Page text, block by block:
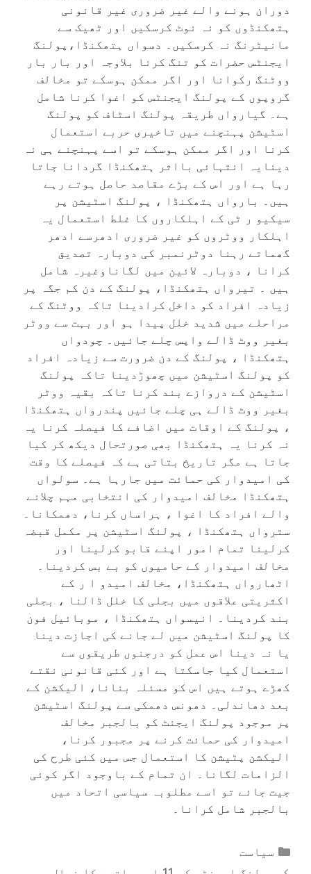
دوران ہونے والے غیر ضروری غیر قانونی
ہتھکنڈوں کو نہ نوٹ کرسکیں اور ٹھیک سے
مانیٹرنگ نہ کرسکیں۔ دسواں ہتھکنڈا،پولنگ
ایجنٹس حضرات کو تنگ کرنا بلاوجہ اور بار بار
ووٹنگ رکوانا اور اگر ممکن ہوسکے تو مخالف
گروپوں کے پولنگ ایجنٹس کو اغوا کرنا شامل
ہے۔ گیارواں طریقہ پولنگ اسٹاف کو پولنگ
اسٹیشن پہنچنے میں تاخیری حربے استعمال
کرنا اور اگر ممکن ہوسکے تو اسے پہنچنے ہی نہ
دینایہ انتہائی بااثر ہتھکنڈا گردانا جاتا
رہا ہے اور اس کے بڑے مقاصد حاصل ہوتے رہے
ہیں۔ بارواں ہتھکنڈا ، پولنگ اسٹیشن پر
سیکیو ر ٹی کے اہلکاروں کا غلط استعمال یہ
اہلکار ووٹروں کو غیر ضروری ادھرسے ادھر
گھماتے رہنا دوٹرنمبر کی دوبارہ تصدیق
کرانا ، دوبارہ لائین میں لگاناوغیرہ شامل
ہیں ۔ تیرواں ہتھکنڈا، پولنگ کے دن کم جگہ پر
زیادہ افراد کو داخل کرادینا تاکہ ووٹنگ کے
مراحلے میں شدید خلل پیدا ہو اور بہت سے ووٹر
بغیر ووٹ ڈالے واپس چلے جائیں۔ چودواں
ہتھکنڈا ، پولنگ کے دن ضرورت سے زیادہ افراد
کو پولنگ اسٹیشن میں چھوڑدینا تاکہ پولنگ
اسٹیشن کے دروازے بند کرنا تاکہ بقیہ ووٹر
بغیر ووٹ ڈالے ہی چلے جائیں پندرواں ہتھکنڈا
، پولنگ کے اوقات میں اضافے کا فیصلہ کرنا یہ
نہ کرنا یہ ہتھکنڈا بھی صورتحال دیکھ کر کیا
جاتا ہے مگر تاریخ بتاتی ہے کہ فیصلے کا وقت
کی امیدوار کی حمائت میں جارہا ہے۔ سولواں
ہتھکنڈا مخالف امیدوار کی انتخابی مہم چلانے
والے افراد کا اغوا ، ہراساں کرنا، دھمکانا۔
سترواں ہتھکنڈا ، پولنگ اسٹیشن پر مکمل قبضہ
کرلینا تمام امور اپنے قابو کرلینا اور
مخالف امیدوار کے حامیوں کو بے بس کردینا۔
اٹھارواں ہتھکنڈا، مخالف امیدو ا ر کے
اکثریتی علاقوں میں بجلی کا خلل ڈالنا ، بجلی
بند کردینا۔ انیسواں ہتھکنڈا ، موبائیل فون
کا پولنگ اسٹیشن میں لے جانے کی اجازت دینا
یا نہ دینا اس عمل کو درجنوں طریقوں سے
استعمال کیا جاسکتا ہے اور کئی قانونی نقتے
کھڑے ہوتے ہیں اس کو مسئلہ بنانا، الیکشن کے
بعد دھاندلی۔ دھونس دھمکی سے پولنگ اسٹیشن
پر موجود پولنگ ایجنٹ کو بالجبر مخالف
امیدوار کی حمائت کرنے پر مجبور کرنا،
الیکشن پٹیشن کا استعمال جس میں کئی طرح کی
الزامات لگانا۔ ان تمام کے باوجود اگر کوئی
جیت جائے تو اسے مطلوبہ سیاسی اتحاد میں
بالجبر شامل کرانا۔
Categories
سیاست